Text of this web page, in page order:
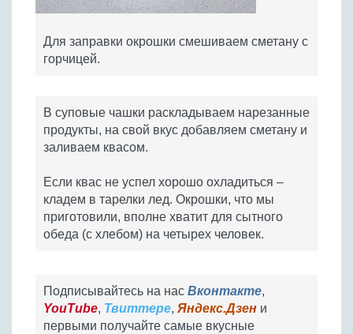
Для заправки окрошки смешиваем сметану с
горчицей.
В суповые чашки раскладываем нарезанные
продукты, на свой вкус добавляем сметану и
заливаем квасом.
Если квас не успел хорошо охладиться –
кладем в тарелки лед. Окрошки, что мы
приготовили, вполне хватит для сытного
обеда (с хлебом) на четырех человек.
Подписывайтесь на нас Вконтакте,
YouTube, Твиттере, Яндекс.Дзен и
первыми получайте самые вкусные